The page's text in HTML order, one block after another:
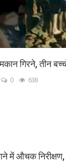
गिरने, तीन
0 638
में औचक